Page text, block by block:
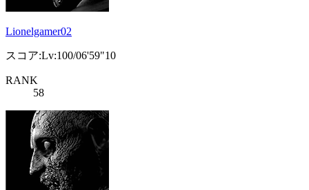
Lionelgamer02
スコア:Lv:100/06'59"10
RANK
58